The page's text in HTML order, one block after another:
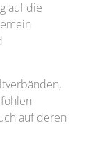
auf die
auf deren